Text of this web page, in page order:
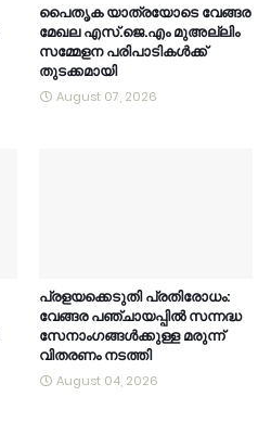
പൈതൃക യാത്രയോടെ വേങ്ങര
മേഖല എസ്.ജെ.എം മുഅല്ലിം
സമ്മേളന പരിപാടികൾക്ക്
തുടക്കമായി
August 07, 2026
പ്രളയക്കെടുതി പ്രതിരോധം:
വേങ്ങര പഞ്ചായപ്പിൽ സന്നദ്ധ
സേനാംഗങ്ങൾക്കുള്ള മരുന്ന്
വിതരണം നടത്തി
August 04, 2026